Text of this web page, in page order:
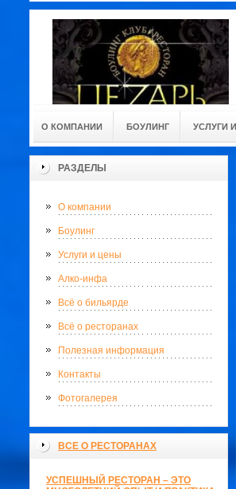
О КОМПАНИИ БОУЛИНГ УСЛУГИ
РАЗДЕЛЫ
О компании
Боулинг
Услуги и цены
Алко-инфа
Всё о бильярде
Всё о ресторанах
Полезная информация
Контакты
Фотогалерея
ВСЕ О РЕСТОРАНАХ
УСПЕШНЫЙ РЕСТОРАН – ЭТО